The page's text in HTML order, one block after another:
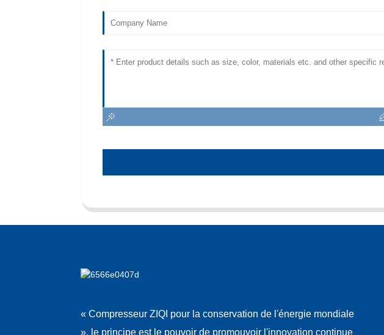
« Compresseur ZIQI pour la conservation de l'énergie mondiale
», le principe est le pouvoir de promouvoir l'innovation continue